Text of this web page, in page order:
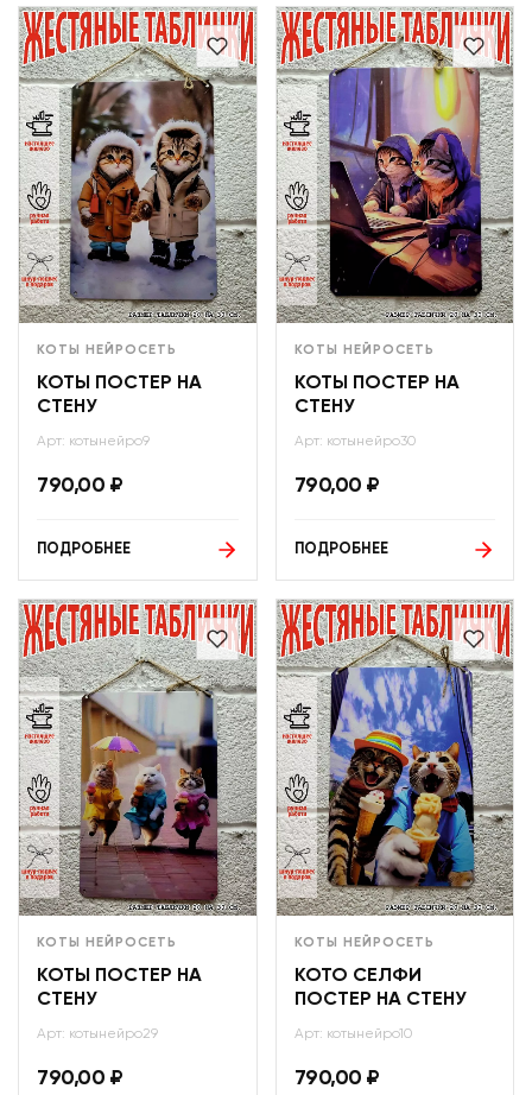
КОТЫ НЕЙРОСЕТЬ
КОТЫ ПОСТЕР НА
СТЕНУ
Арт: котынейро9
790,00 ₽
ПОДРОБНЕЕ
КОТЫ НЕЙРОСЕТЬ
КОТЫ ПОСТЕР НА
СТЕНУ
Арт: котынейро30
790,00 ₽
ПОДРОБНЕЕ
КОТЫ НЕЙРОСЕТЬ
КОТЫ ПОСТЕР НА
СТЕНУ
Арт: котынейро29
790,00 ₽
КОТЫ НЕЙРОСЕТЬ
КОТО СЕЛФИ
ПОСТЕР НА СТЕНУ
Арт: котынейро10
790,00 ₽